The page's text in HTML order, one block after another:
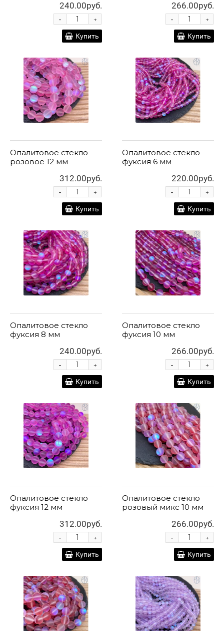
240.00руб.
+
-
Купить
266.00руб.
+
-
Купить
Опалитовое стекло
розовое 12 мм
312.00руб.
+
-
Купить
Опалитовое стекло
фуксия 6 мм
220.00руб.
+
-
Купить
Опалитовое стекло
фуксия 8 мм
240.00руб.
+
-
Купить
Опалитовое стекло
фуксия 10 мм
266.00руб.
+
-
Купить
Опалитовое стекло
фуксия 12 мм
312.00руб.
+
-
Купить
Опалитовое стекло
розовый микс 10 мм
266.00руб.
+
-
Купить